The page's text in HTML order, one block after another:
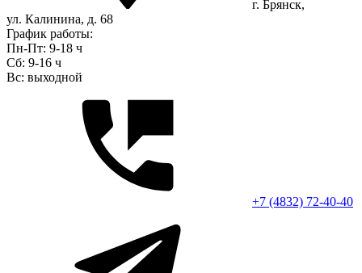
г. Брянск,
ул. Калинина, д. 68
График работы:
Пн-Пт: 9-18 ч
Сб: 9-16 ч
Вс: выходной
+7 (4832) 72-40-40